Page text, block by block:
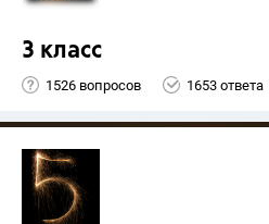
3 класс
1526 вопросов 1653 ответа